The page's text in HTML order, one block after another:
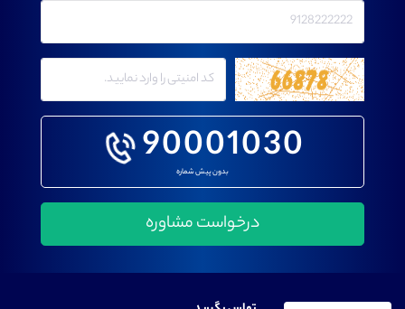
90001030
بدون پیش شماره